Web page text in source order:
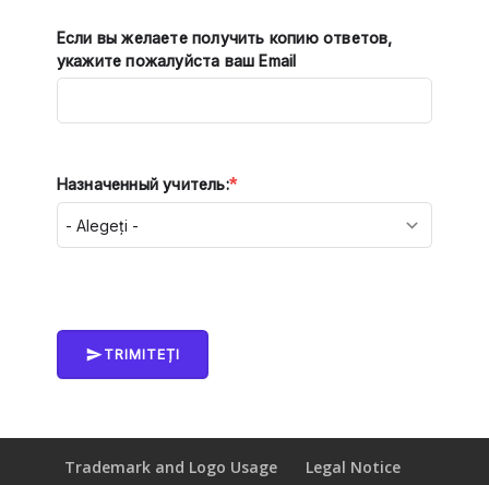
Если вы желаете получить копию ответов,
укажите пожалуйста ваш Email
Назначенный учитель:*
TRIMITEȚI
Trademark and Logo Usage
Legal Notice